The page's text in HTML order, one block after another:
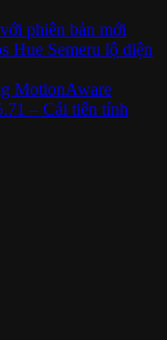
phiên bản mới
Hue Semeru lộ diện
MotionAware
– Cải tiến tính